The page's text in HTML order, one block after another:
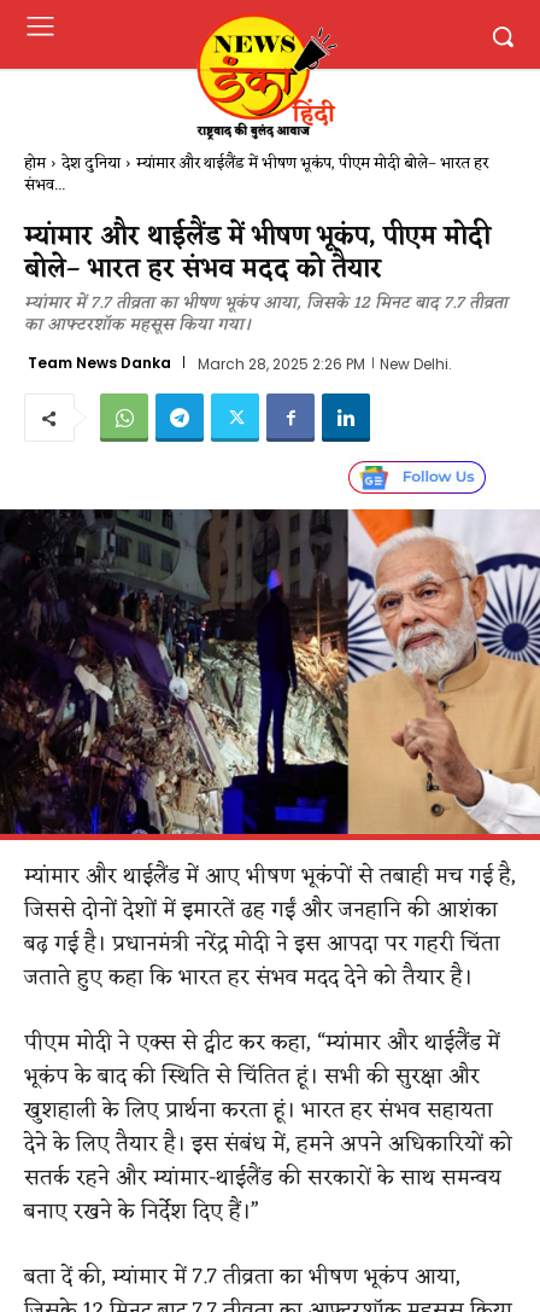
होम देश दुनिया म्यांमार और थाईलैंड में भीषण भूकंप, पीएम मोदी बोले– भारत हर
संभव...
म्यांमार और थाईलैंड में भीषण भूकंप, पीएम मोदी
बोले– भारत हर संभव मदद को तैयार
म्यांमार में 7.7 तीव्रता का भीषण भूकंप आया, जिसके 12 मिनट बाद 7.7 तीव्रता
का आफ्टरशॉक महसूस किया गया।
Team News Danka March 28, 2025 2:26 PM New Delhi.
म्यांमार और थाईलैंड में आए भीषण भूकंपों से तबाही मच गई है,
जिससे दोनों देशों में इमारतें ढह गईं और जनहानि की आशंका
बढ़ गई है। प्रधानमंत्री नरेंद्र मोदी ने इस आपदा पर गहरी चिंता
जताते हुए कहा कि भारत हर संभव मदद देने को तैयार है।
पीएम मोदी ने एक्स से ट्वीट कर कहा, “म्यांमार और थाईलैंड में
भूकंप के बाद की स्थिति से चिंतित हूं। सभी की सुरक्षा और
खुशहाली के लिए प्रार्थना करता हूं। भारत हर संभव सहायता
देने के लिए तैयार है। इस संबंध में, हमने अपने अधिकारियों को
सतर्क रहने और म्यांमार-थाईलैंड की सरकारों के साथ समन्वय
बनाए रखने के निर्देश दिए हैं।”
बता दें की, म्यांमार में 7.7 तीव्रता का भीषण भूकंप आया,